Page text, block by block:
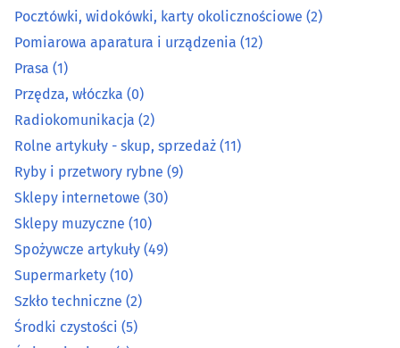
Mięso, wędliny, drób - detal (15)
Narzędzia
Normalia techniczne (3)
Odzież ochronna, robocza i artykuły bhp
Opakowania(24)
Pamiątki, upominki (27)
Papier, tektura (9)
Pocztówki, widokówki, karty okolicznościowe
Pocztówki, widokówki, karty okolicznościowe (2)
Pomiarowa aparatura i urządzenia (12)
Prasa (1)
Przędza, włóczka (0)
Radiokomunikacja (2)
Rolne artykuły - skup, sprzedaż (11)
Ryby i przetwory rybne (9)
Sklepy internetowe (30)
Sklepy muzyczne (10)
Spożywcze artykuły (49)
Supermarkety (10)
Szkło techniczne (2)
Środki czystości (5)